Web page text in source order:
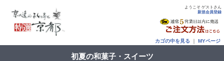
ようこそ ゲストさん
新規会員登録
カゴの中を見る ｜ MYページ
初夏の和菓子・スイーツ